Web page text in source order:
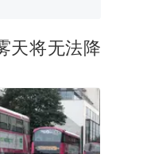
天将无法降